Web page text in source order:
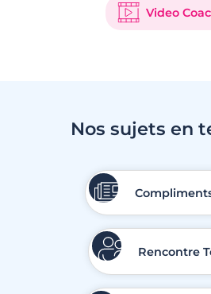
Video
Nos sujets en
Rencontre